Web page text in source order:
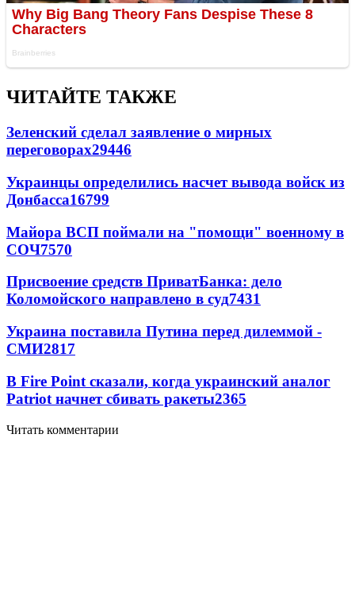
ЧИТАЙТЕ ТАКЖЕ
Зеленский сделал заявление о мирных
переговорах29446
Украинцы определились насчет вывода войск из
Донбасса16799
Майора ВСП поймали на "помощи" военному в
СОЧ7570
Присвоение средств ПриватБанка: дело
Коломойского направлено в суд7431
Украина поставила Путина перед дилеммой -
СМИ2817
В Fire Point сказали, когда украинский аналог
Patriot начнет сбивать ракеты2365
Читать комментарии